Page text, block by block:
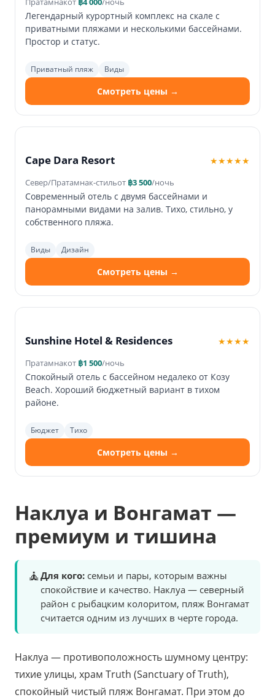
Легендарный курортный комплекс на скале с
приватными пляжами и несколькими бассейнами.
Простор и статус.
Приватный пляж Виды
Смотреть цены →
Cape Dara Resort ★★★★★
Север/Пратамнак-стильот ฿3 500/ночь
Современный отель с двумя бассейнами и
панорамными видами на залив. Тихо, стильно, у
собственного пляжа.
Виды Дизайн
Смотреть цены →
Sunshine Hotel & Residences ★★★★
Пратамнакот ฿1 500/ночь
Спокойный отель с бассейном недалеко от Козy
Beach. Хороший бюджетный вариант в тихом
районе.
Бюджет Тихо
Смотреть цены →
Наклуа и Вонгамат —
премиум и тишина
🧘Для кого: семьи и пары, которым важны
спокойствие и качество. Наклуа — северный
район с рыбацким колоритом, пляж Вонгамат
считается одним из лучших в черте города.
Наклуа — противоположность шумному центру:
тихие улицы, храм Truth (Sanctuary of Truth),
спокойный чистый пляж Вонгамат. При этом до